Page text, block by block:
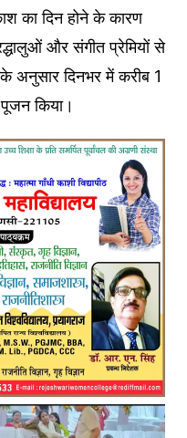
का दिन होने के कारण
और संगीत प्रेमियों से
अनुसार दिनभर में करीब 1
किया।